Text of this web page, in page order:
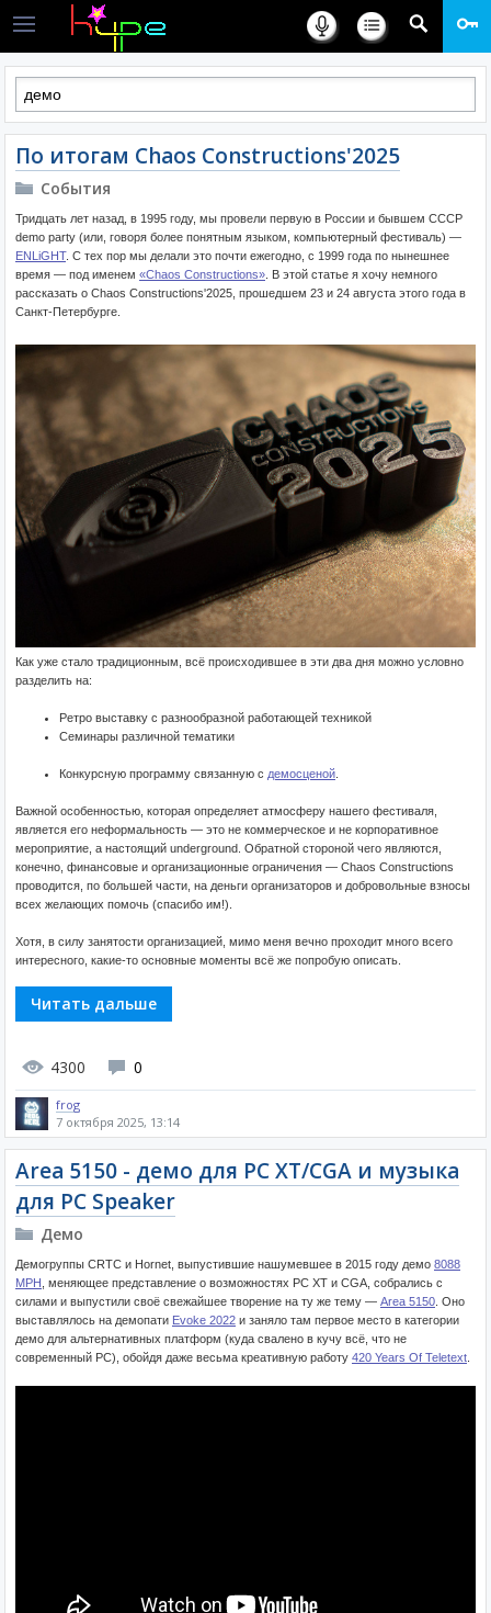
По итогам Chaos Constructions'2025
События
Тридцать лет назад, в 1995 году, мы провели первую в России и бывшем СССР
demo party (или, говоря более понятным языком, компьютерный фестиваль) —
ENLiGHT. С тех пор мы делали это почти ежегодно, с 1999 года по нынешнее
время — под именем «Chaos Constructions» . В этой статье я хочу немного
рассказать о Chaos Constructions'2025, прошедшем 23 и 24 августа этого года в
Санкт-Петербурге.
Как уже стало традиционным, всё происходившее в эти два дня можно условно
разделить на:
Ретро выставку с разнообразной работающей техникой
Семинары различной тематики
Конкурсную программу связанную с демосценой
Важной особенностью, которая определяет атмосферу нашего фестиваля,
является его неформальность — это не коммерческое и не корпоративное
мероприятие, а настоящий underground. Обратной стороной чего являются,
конечно, финансовые и организационные ограничения — Chaos Constructions
проводится, по большей части, на деньги организаторов и добровольные взносы
всех желающих помочь (спасибо им!).
Хотя, в силу занятости организацией, мимо меня вечно проходит много всего
интересного, какие-то основные моменты всё же попробую описать.
Читать дальше
4300 0
frog
7 октября 2025, 13:14
Area 5150 - демо для PC XT/CGA и музыка
для PC Speaker
Демо
Демогруппы CRTC и Hornet, выпустившие нашумевшее в 2015 году демо 8088
MPH
, меняющее представление о возможностях PC XT и CGA, собрались с
силами и выпустили своё свежайшее творение на ту же тему — Area 5150 . Оно
выставлялось на демопати Evoke 2022 и заняло там первое место в категории
демо для альтернативных платформ (куда свалено в кучу всё, что не
современный PC), обойдя даже весьма креативную работу 420 Years Of Teletext